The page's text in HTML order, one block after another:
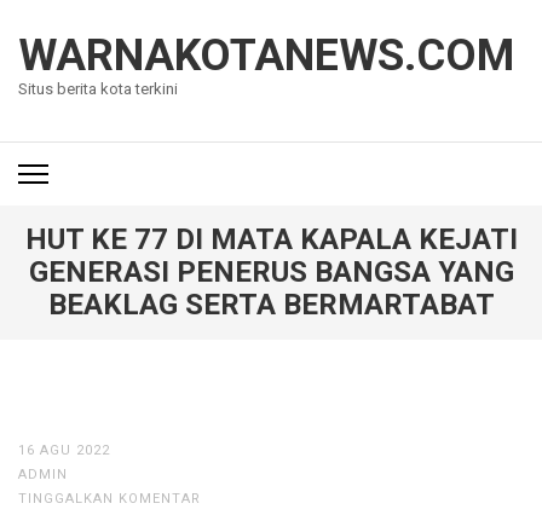
konten
(Tekan
WARNAKOTANEWS.COM
Situs berita kota terkini
HUT KE 77 DI MATA KAPALA KEJATI
GENERASI PENERUS BANGSA YANG
BEAKLAG SERTA BERMARTABAT
16 AGU 2022
ADMIN
TINGGALKAN KOMENTAR